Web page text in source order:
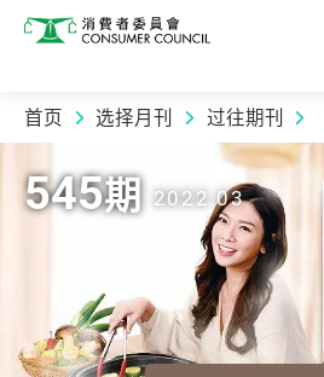
消费者委员会
首页 选择月刊 过往期刊
2022.03 | 545期
545期 2022.03